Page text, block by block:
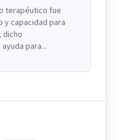
terapéutico fue
y capacidad para
dicho
para...